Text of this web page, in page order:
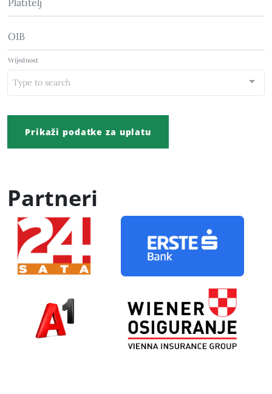
OIB
Type to search
Vrijednost
Prikaži podatke za uplatu
Partneri